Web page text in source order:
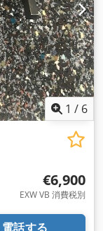
1 / 6
€6,900
EXW VB 消費税別
電話する